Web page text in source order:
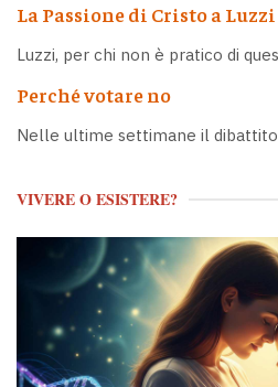
La Passione di Cristo a Luzzi
Luzzi, per chi non è pratico di
Perché votare no
Nelle ultime settimane il dibattito
VIVERE O ESISTERE?